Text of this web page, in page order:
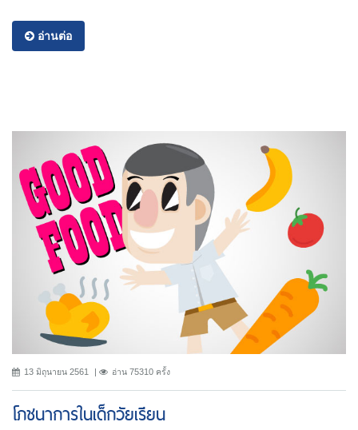
อ่านต่อ
13 มิถุนายน 2561 อ่าน 75310 ครั้ง
โภชนาการในเด็กวัยเรียน